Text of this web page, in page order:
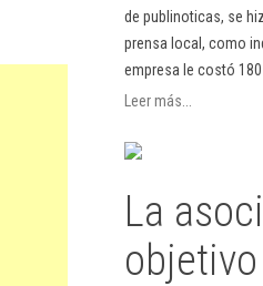
de publinoticas, se
prensa local, como
empresa le costó 180
Leer más...
La